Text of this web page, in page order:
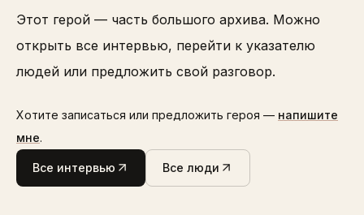
Этот герой — часть большого архива. Можно
открыть все интервью, перейти к указателю
людей или предложить свой разговор.
Хотите записаться или предложить героя — напишите
мне.
Все интервью Все люди